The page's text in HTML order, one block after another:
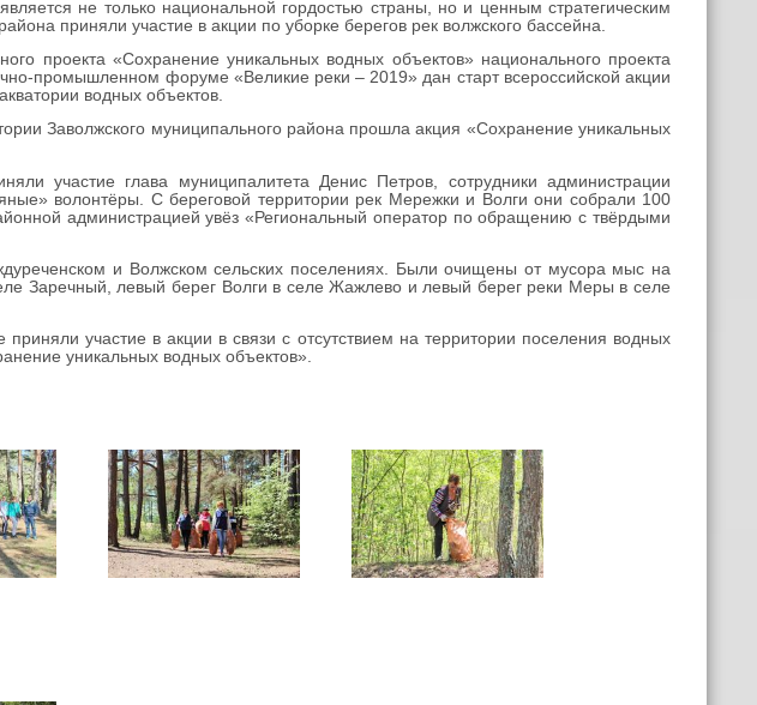
не только национальной гордостью страны, но и ценным стратегическим
приняли участие в акции по уборке берегов рек волжского бассейна.
проекта «Сохранение уникальных водных объектов» национального проекта
промышленном форуме «Великие реки – 2019» дан старт всероссийской акции
водных объектов.
Заволжского муниципального района прошла акция «Сохранение уникальных
участие глава муниципалитета Денис Петров, сотрудники администрации
волонтёры. С береговой территории рек Мережки и Волги они собрали 100
администрацией увёз «Региональный оператор по обращению с твёрдыми
и Волжском сельских поселениях. Были очищены от мусора мыс на
Заречный, левый берег Волги в селе Жажлево и левый берег реки Меры в селе
участие в акции в связи с отсутствием на территории поселения водных
уникальных водных объектов».